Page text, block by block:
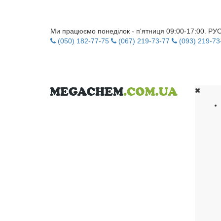
Ми працюємо понеділок - п'ятниця 09:00-17:00.
(050) 182-77-75
(067) 219-73-77 (093) 219-